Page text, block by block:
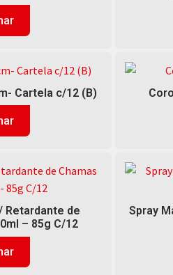
Cartela c/12 (B)
Retardante de
– 85g C/12
Spray